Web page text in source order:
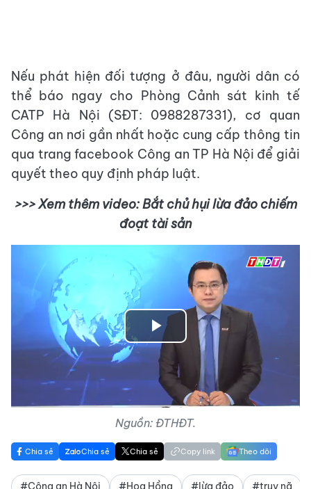
Nếu phát hiện đối tượng ở đâu, người dân có
thể báo ngay cho Phòng Cảnh sát kinh tế
CATP Hà Nội (SĐT: 0988287331), cơ quan
Công an nơi gần nhất hoặc cung cấp thông tin
qua trang facebook Công an TP Hà Nội để giải
quyết theo quy định pháp luật.
>>> Xem thêm video: Bắt chủ hụi lừa đảo chiếm
đoạt tài sản
Play
Video
Nguồn: ĐTHĐT.
Chia sẻ Chia sẻ Chia sẻ Copy link Theo dõi
#Công an Hà Nội #Hoa Hồng #lừa đảo #truy nã